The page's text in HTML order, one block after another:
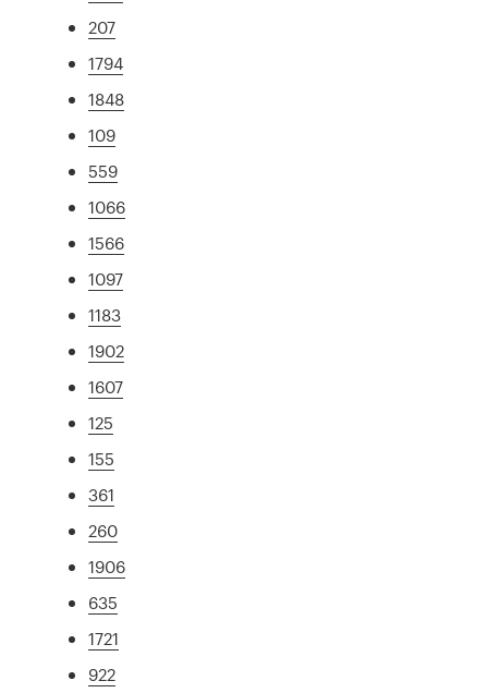
207
1794
1848
109
559
1066
1566
1097
1183
1902
1607
125
155
361
260
1906
635
1721
922